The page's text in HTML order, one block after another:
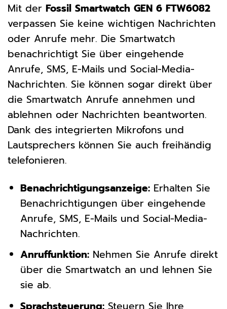
Mit der Fossil Smartwatch GEN 6 FTW6082
verpassen Sie keine wichtigen Nachrichten
oder Anrufe mehr. Die Smartwatch
benachrichtigt Sie über eingehende
Anrufe, SMS, E-Mails und Social-Media-
Nachrichten. Sie können sogar direkt über
die Smartwatch Anrufe annehmen und
ablehnen oder Nachrichten beantworten.
Dank des integrierten Mikrofons und
Lautsprechers können Sie auch freihändig
telefonieren.
Benachrichtigungsanzeige:Erhalten Sie
Benachrichtigungen über eingehende
Anrufe, SMS, E-Mails und Social-Media-
Nachrichten.
Anruffunktion:Nehmen Sie Anrufe direkt
über die Smartwatch an und lehnen Sie
sie ab.